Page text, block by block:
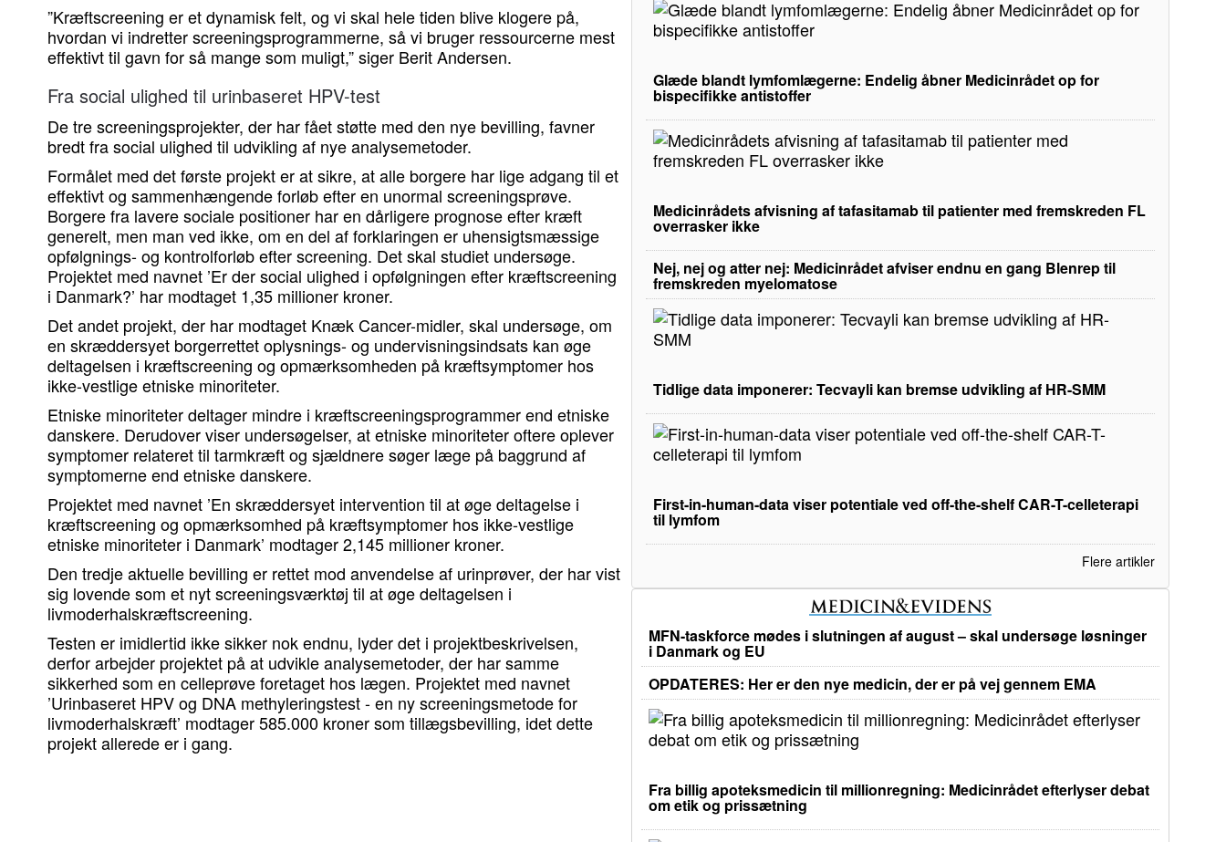
”Kræftscreening er et dynamisk felt, og vi skal hele tiden blive klogere på,
hvordan vi indretter screeningsprogrammerne, så vi bruger ressourcerne mest
effektivt til gavn for så mange som muligt,” siger Berit Andersen.
Fra social ulighed til urinbaseret HPV-test
De tre screeningsprojekter, der har fået støtte med den nye bevilling, favner
bredt fra social ulighed til udvikling af nye analysemetoder.
Formålet med det første projekt er at sikre, at alle borgere har lige adgang til et
effektivt og sammenhængende forløb efter en unormal screeningsprøve.
Borgere fra lavere sociale positioner har en dårligere prognose efter kræft
generelt, men man ved ikke, om en del af forklaringen er uhensigtsmæssige
opfølgnings- og kontrolforløb efter screening. Det skal studiet undersøge.
Projektet med navnet ’Er der social ulighed i opfølgningen efter kræftscreening
i Danmark?’ har modtaget 1,35 millioner kroner.
Det andet projekt, der har modtaget Knæk Cancer-midler, skal undersøge, om
en skræddersyet borgerrettet oplysnings- og undervisningsindsats kan øge
deltagelsen i kræftscreening og opmærksomheden på kræftsymptomer hos
ikke-vestlige etniske minoriteter.
Etniske minoriteter deltager mindre i kræftscreeningsprogrammer end etniske
danskere. Derudover viser undersøgelser, at etniske minoriteter oftere oplever
symptomer relateret til tarmkræft og sjældnere søger læge på baggrund af
symptomerne end etniske danskere.
Projektet med navnet ’En skræddersyet intervention til at øge deltagelse i
kræftscreening og opmærksomhed på kræftsymptomer hos ikke-vestlige
etniske minoriteter i Danmark’ modtager 2,145 millioner kroner.
Den tredje aktuelle bevilling er rettet mod anvendelse af urinprøver, der har vist
sig lovende som et nyt screeningsværktøj til at øge deltagelsen i
livmoderhalskræftscreening.
Testen er imidlertid ikke sikker nok endnu, lyder det i projektbeskrivelsen,
derfor arbejder projektet på at udvikle analysemetoder, der har samme
sikkerhed som en celleprøve foretaget hos lægen. Projektet med navnet
’Urinbaseret HPV og DNA methyleringstest - en ny screeningsmetode for
livmoderhalskræft’ modtager 585.000 kroner som tillægsbevilling, idet dette
projekt allerede er i gang.
Glæde blandt lymfomlægerne: Endelig åbner Medicinrådet op for
bispecifikke antistoffer
Medicinrådets afvisning af tafasitamab til patienter med fremskreden FL
overrasker ikke
Nej, nej og atter nej: Medicinrådet afviser endnu en gang Blenrep til
fremskreden myelomatose
Tidlige data imponerer: Tecvayli kan bremse udvikling af HR-SMM
First-in-human-data viser potentiale ved off-the-shelf CAR-T-celleterapi
til lymfom
Flere artikler
MFN-taskforce mødes i slutningen af august – skal undersøge løsninger
i Danmark og EU
OPDATERES: Her er den nye medicin, der er på vej gennem EMA
Fra billig apoteksmedicin til millionregning: Medicinrådet efterlyser debat
om etik og prissætning